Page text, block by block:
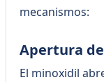
mecanismos:
Apertura
El minoxidil